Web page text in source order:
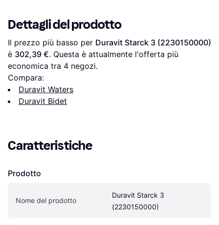
Dettagli del prodotto
Il prezzo più basso per Duravit Starck 3 (2230150000)
è 302,39 €. Questa è attualmente l'offerta più
economica tra 4 negozi.
Compara:
Duravit Waters
Duravit Bidet
Caratteristiche
Prodotto
Nome del prodotto
Duravit Starck 3
(2230150000)